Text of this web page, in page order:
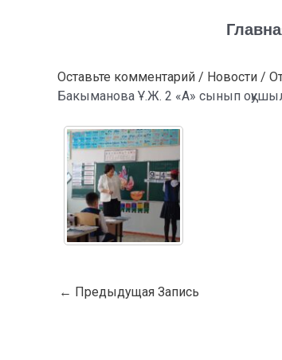
Оставьте комментарий / Новости /
Бакыманова Ұ.Ж. 2 «А» сынып
← Предыдущая Запись